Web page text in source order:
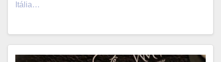
Itália…